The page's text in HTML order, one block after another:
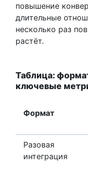
повышение
длительные
несколько раз
растёт.
Таблица:
ключевые
Формат
Разовая
интеграция